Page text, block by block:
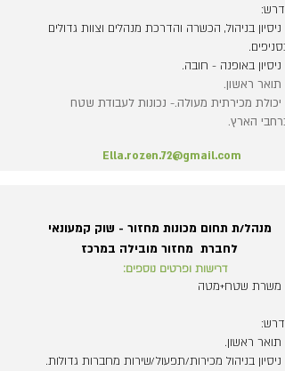
נדרש:
- ניסיון בניהול, הכשרה והדרכת מנהלים וצוות גדולים
בסניפים.
- ניסיון באופנה - חובה.
- תואר ראשון.
- יכולת מכירתית מעולה.- נכונות לעבודת שטח
ברחבי הארץ.
Ella.rozen.72@gmail.com
מנהל/ת תחום מכונות מחזור - שוק קמעונאי
לחברת מחזור מובילה במרכז
דרישות ופרטים נוספים:
* משרת שטח+מטה
נדרש:
- תואר ראשון.
- ניסיון בניהול מכירות/תפעול/שירות מחברות גדולות.